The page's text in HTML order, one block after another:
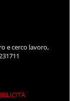
e cerco lavoro,